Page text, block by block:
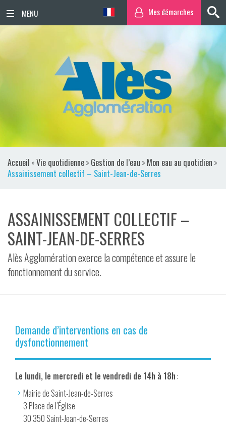
ACTUALITÉS
AGENDA
TERRITOIRE
VIE QUOTIDIENNE
SORTIR / BOUGER
ESPACE PRESSE
VIDÉOS
CONTACT
Mes démarches
Accueil »Vie quotidienne» Gestion de l’eau » Mon eau au quotidien »
Assainissement collectif – Saint-Jean-de-Serres
ASSAINISSEMENT COLLECTIF –
SAINT-JEAN-DE-SERRES
Alès Agglomération exerce la compétence et assure le
fonctionnement du service.
Demande d’interventions en cas de
dysfonctionnement
Le lundi, le mercredi et le vendredi de 14h à 18h:
Mairie de Saint-Jean-de-Serres
3 Place de l’Église
30 350 Saint-Jean-de-Serres